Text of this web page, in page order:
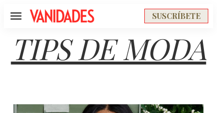
Menú SUSCRÍBETE
TIPS DE MODA